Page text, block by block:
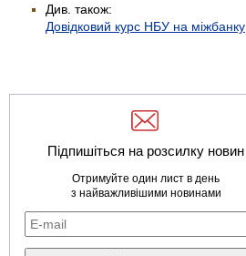
Див. також:
Довідковий курс НБУ на міжбанку
Підпишіться на розсилку новин
Отримуйте один лист в день
з найважливішими новинами